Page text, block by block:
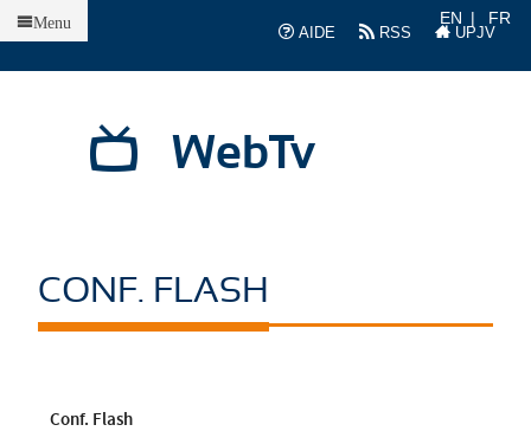
AIDE
RSS UPJV
EN FR
WebTv
Menu
CONF. FLASH
Conf. Flash